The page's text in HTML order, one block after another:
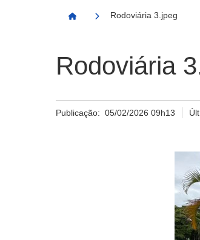
Página Inicial
Rodoviária 3.jpeg
Rodoviária
Publicação: 05/02/2026 09h13